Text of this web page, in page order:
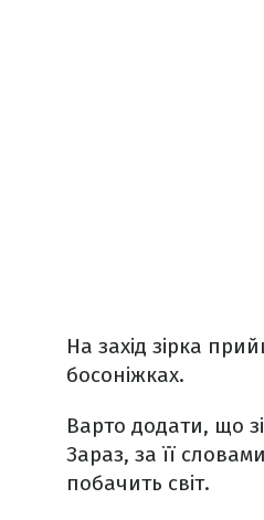
На захід зірка
босоніжках.
Варто додати, що
Зараз, за ​​її
побачить світ.